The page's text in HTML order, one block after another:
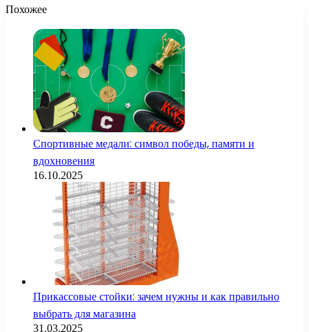
Похожее
Спортивные медали: символ победы, памяти и
вдохновения
16.10.2025
Прикассовые стойки: зачем нужны и как правильно
выбрать для магазина
31.03.2025